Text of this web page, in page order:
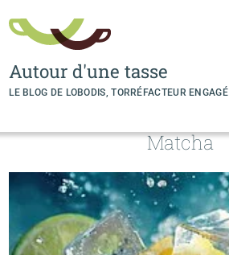
Autour d'une tasse
LE BLOG DE LOBODIS, TORRÉFACTEUR ENGAGÉ
Matcha